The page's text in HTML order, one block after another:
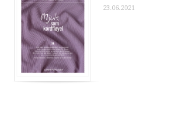
23.06.2021